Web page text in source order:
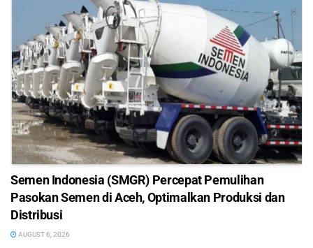
Semen Indonesia (SMGR) Percepat Pemulihan
Pasokan Semen di Aceh, Optimalkan Produksi dan
Distribusi
AUGUST 6, 2026